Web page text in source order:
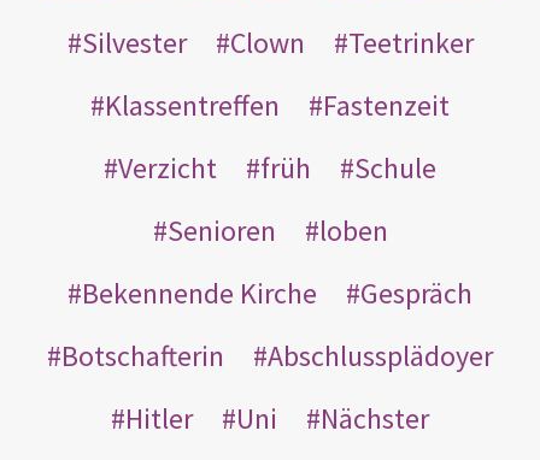
Silvester
Clown
Teetrinker
Klassentreffen
Fastenzeit
Verzicht
früh
Schule
Senioren
loben
Bekennende Kirche
Gespräch
Botschafterin
Abschlussplädoyer
Hitler
Uni
Nächster